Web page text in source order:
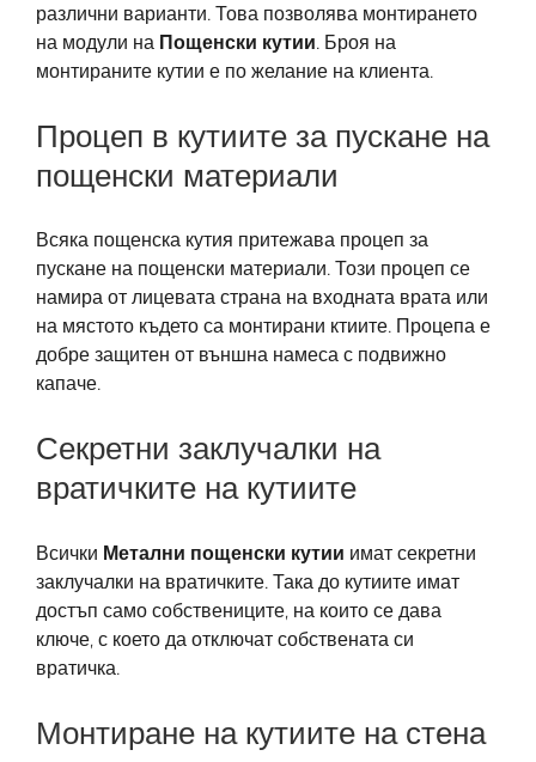
различни варианти. Това позволява монтирането
на модули на Пощенски кутии. Броя на
монтираните кутии е по желание на клиента.
Процеп в кутиите за пускане на
пощенски материали
Всяка пощенска кутия притежава процеп за
пускане на пощенски материали. Този процеп се
намира от лицевата страна на входната врата или
на мястото където са монтирани ктиите. Процепа е
добре защитен от външна намеса с подвижно
капаче.
Секретни заклучалки на
вратичките на кутиите
Всички Метални пощенски кутии имат секретни
заклучалки на вратичките. Така до кутиите имат
достъп само собствениците, на които се дава
ключе, с което да отключат собствената си
вратичка.
Монтиране на кутиите на стена